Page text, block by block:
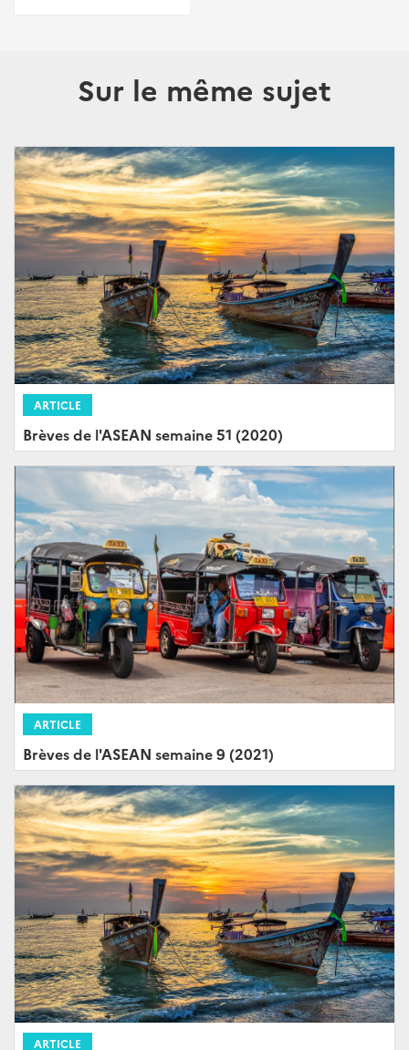
Sur le même sujet
ARTICLE
Brèves de l'ASEAN semaine 51 (2020)
ARTICLE
Brèves de l'ASEAN semaine 9 (2021)
ARTICLE